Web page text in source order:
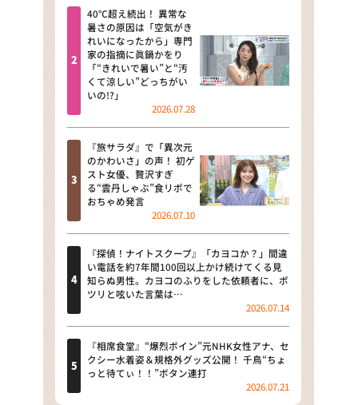
news おかえり
河合＆A.B.C-Z塚田×福井アナ
「なんでやねん！？」（news お
かえり）
DAIGOも台所 ～きょうの献立 何
にする？～
本日はダイアンなり！シーズン２
朝だ！生です旅サラダ
教えて！ニュースライブ 正義の
ミカタ
ＬＩＦＥ～夢のカタチ～
新婚さんいらっしゃい！
ポツンと一軒家
ザキ山小屋本館
40℃超え続出！ 異常な
暑さの原因は「空気がき
れいになったから」専門
家の指摘に眞鍋かをり
「“きれいで暑い”と“汚
くて涼しい”どっちがい
いの!?」
2026.07.28
『旅サラダ』で「異次元
のかわいさ」の声！ 初ゲ
スト女優、贅沢すぎ
る“雲丹しゃぶ”食リポで
おちゃめ発言
2026.07.10
『探偵！ナイトスクープ』「カヨコか？」間違
い電話を約7年間100回以上かけ続けてくる見
知らぬ男性。カヨコのふりをした依頼者に、ポ
ツリと呟いた言葉は…
2026.07.14
『相席食堂』“爆烈ボイン”元NHK女性アナ、セ
クシー水着姿＆規格外グッズ公開！ 千鳥“ちょ
っと待てぃ！！”ボタン連打
2026.07.21